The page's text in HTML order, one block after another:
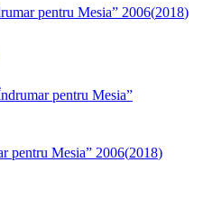
pentru Mesia” 2006(2018)
pentru Mesia”
pentru Mesia” 2006(2018)